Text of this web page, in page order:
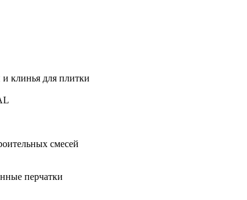
клинья для плитки
смесей
перчатки